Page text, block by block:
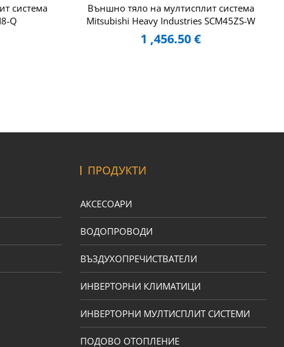
система
Q
Външно тяло на мултисплит система
Mitsubishi Heavy Industries SCM45ZS-W
1 ,456.50€
ПРОДУКТИ
АКСЕСОАРИ
ВОДОПРОВОДИ
ВЪЗДУХОПРЕЧИСТВАТЕЛИ
ИНВЕРТОРНИ КЛИМАТИЦИ
ИНВЕРТОРНИ МУЛТИСПЛИТ СИСТЕМИ
ПОДОВО ОТОПЛЕНИЕ